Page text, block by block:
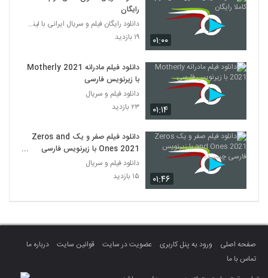
۰۱:۰۰
رایگان
دانلود رایگان فیلم و سریال ایرانی با لینک مستقیم
۱۹ بازدید
۰۱:۱۴
دانلود فیلم مادرانه Motherly 2021
با زیرنویس فارسی
دانلود فیلم و سریال
۲۳ بازدید
۰۱:۴۶
دانلود فیلم صفر و یک Zeros and
Ones 2021 با زیرنویس فارسی
چسبیده
دانلود فیلم و سریال
۱۵ بازدید
صفحه اصلی ورود به پنل کاربری عضویت در سایت قوانین سایت
درباره ما
تماس با ما